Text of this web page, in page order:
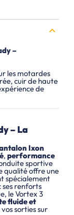

–
les motardes
cuir de haute
de
– La
Ixon
, performance
sportive
qualité offre une
spécialement
ses renforts
le Vortex 3
fluide et
sorties sur